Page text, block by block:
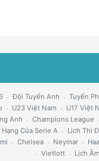
Đội Tuyển Anh Tuyển
U23 Việt Nam U17 Việt
Anh Champions League
Của Serie A Lịch Thi
Chelsea Neymar
Vietlott
Lịch Âm